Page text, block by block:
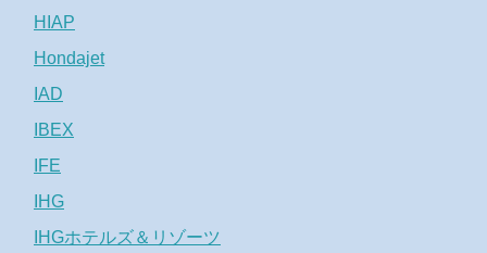
HIAP
Hondajet
IAD
IBEX
IFE
IHG
IHGホテルズ＆リゾーツ